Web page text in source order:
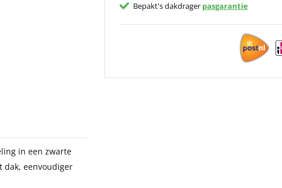
Bepakt's dakdrager pasgarantie
in een zwarte
dak, eenvoudiger